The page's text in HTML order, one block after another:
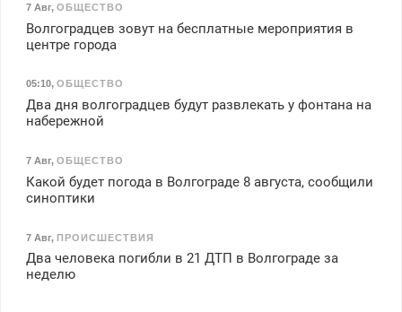
7 Авг, ОБЩЕСТВО
Волгоградцев зовут на бесплатные мероприятия в
центре города
05:10, ОБЩЕСТВО
Два дня волгоградцев будут развлекать у фонтана на
набережной
7 Авг, ОБЩЕСТВО
Какой будет погода в Волгограде 8 августа, сообщили
синоптики
7 Авг, ПРОИСШЕСТВИЯ
Два человека погибли в 21 ДТП в Волгограде за
неделю